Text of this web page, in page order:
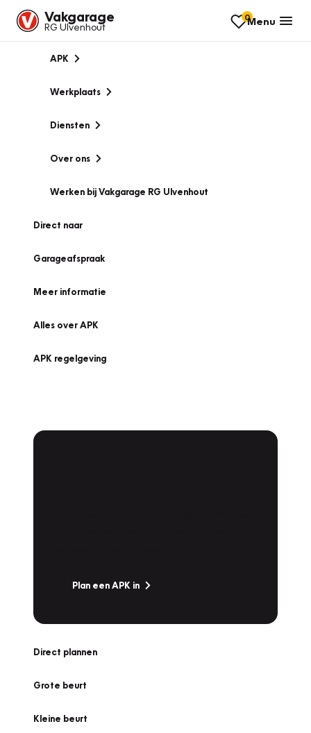
Vakgarage
RG Ulvenhout
0Menu
APK
Werkplaats
Diensten
Over ons
Werken bij Vakgarage RG Ulvenhout
Direct naar
Garageafspraak
Meer informatie
Alles over APK
APK regelgeving
Plan een APK in
Direct plannen
Grote beurt
Kleine beurt